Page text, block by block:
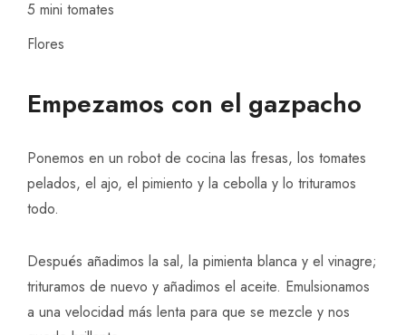
5 mini tomates
Flores
Empezamos con el gazpacho
Ponemos en un robot de cocina las fresas, los tomates
pelados, el ajo, el pimiento y la cebolla y lo trituramos
todo.
Después añadimos la sal, la pimienta blanca y el vinagre;
trituramos de nuevo y añadimos el aceite. Emulsionamos
a una velocidad más lenta para que se mezcle y nos